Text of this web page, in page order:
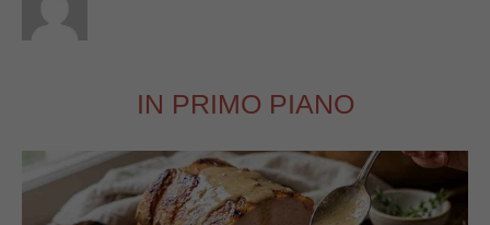
IN PRIMO PIANO